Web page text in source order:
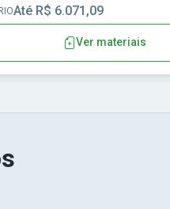
Até R$ 6.071,09
Ver materiais